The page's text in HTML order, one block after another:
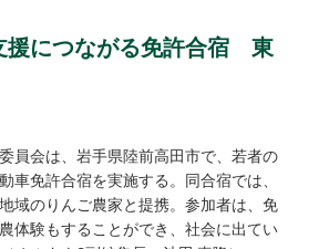
援につながる免許合宿 東
員会は、岩手県陸前高田市で、若者の
車免許合宿を実施する。同合宿では、
域のりんご農家と提携。参加者は、免
体験もすることができ、社会に出てい